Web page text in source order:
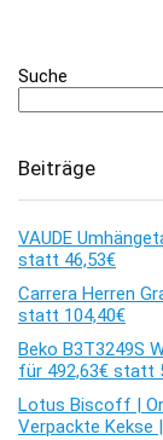
Suche
Beiträge
VAUDE
statt 46,53€
Carrera Herren
statt 104,40€
Beko B3T3249S
für 492,63€ statt
Lotus Biscoff |
Verpackte Kekse